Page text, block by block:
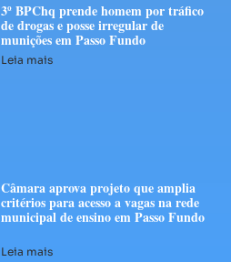
3º BPChq prende homem por tráfico
de drogas e posse irregular de
munições em Passo Fundo
Leia mais
Câmara aprova projeto que amplia
critérios para acesso a vagas na rede
municipal de ensino em Passo Fundo
Leia mais